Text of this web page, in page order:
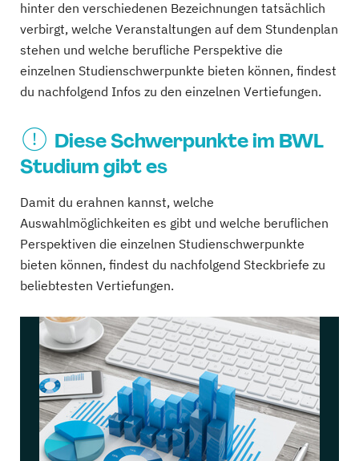
hinter den verschiedenen Bezeichnungen tatsächlich
verbirgt, welche Veranstaltungen auf dem Stundenplan
stehen und welche berufliche Perspektive die
einzelnen Studienschwerpunkte bieten können, findest
du nachfolgend Infos zu den einzelnen Vertiefungen.
Diese Schwerpunkte im BWL
Studium gibt es
Damit du erahnen kannst, welche
Auswahlmöglichkeiten es gibt und welche beruflichen
Perspektiven die einzelnen Studienschwerpunkte
bieten können, findest du nachfolgend Steckbriefe zu
beliebtesten Vertiefungen.